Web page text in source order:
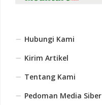
Hubungi Kami
Kirim Artikel
Tentang Kami
Pedoman Media Siber